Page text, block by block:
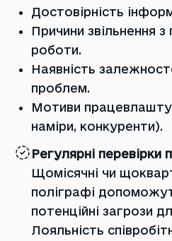
Достовірність
Причини звільнення
роботи.
Наявність
проблем.
Мотиви
наміри, конкуренти).
Регулярні перевірки
Щомісячні чи
поліграфі
потенційні загрози
Лояльність